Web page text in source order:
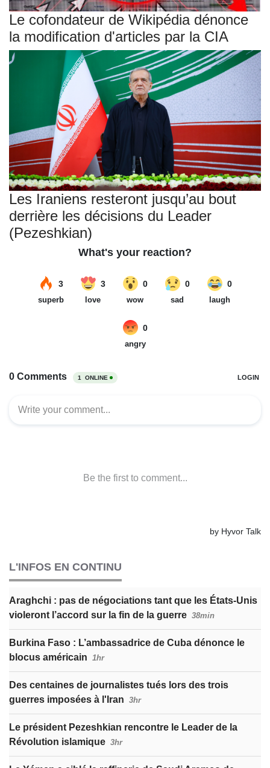
Le cofondateur de Wikipédia dénonce
la modification d'articles par la CIA
Les Iraniens resteront jusqu’au bout
derrière les décisions du Leader
(Pezeshkian)
L'INFOS EN CONTINU
Araghchi : pas de négociations tant que les États-Unis
violeront l’accord sur la fin de la guerre 38min
Burkina Faso : L’ambassadrice de Cuba dénonce le
blocus américain 1hr
Des centaines de journalistes tués lors des trois
guerres imposées à l'Iran 3hr
Le président Pezeshkian rencontre le Leader de la
Révolution islamique 3hr